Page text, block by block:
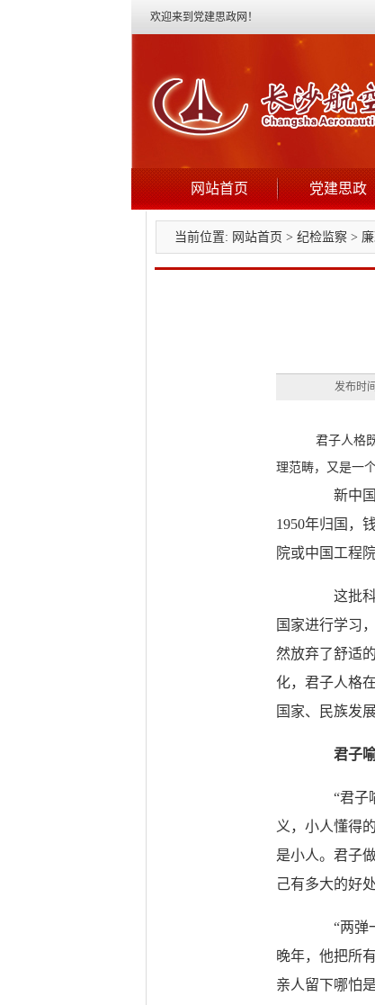
欢迎来到党建思政网！
网站首页 党建思政
当前位置: 网站首页 > 纪检监察 >
发布时
君子人格既
理范畴，又是一
新中国
1950年归国，
院或中国工程
这批科
国家进行学习
然放弃了舒适
化，君子人格
国家、民族发
君子
“君子喻
义，小人懂得
是小人。君子
己有多大的好处
“两弹一
晚年，他把所
亲人留下哪怕